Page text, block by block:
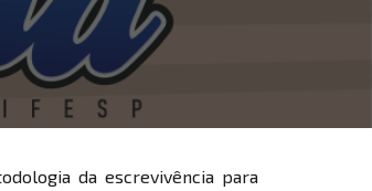
da escrevivência para